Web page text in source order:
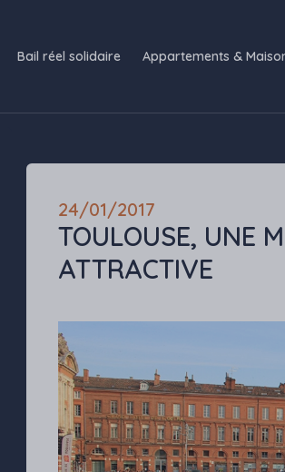
Bail réel solidaire Appartements &
24/01/2017
TOULOUSE, UNE
ATTRACTIVE